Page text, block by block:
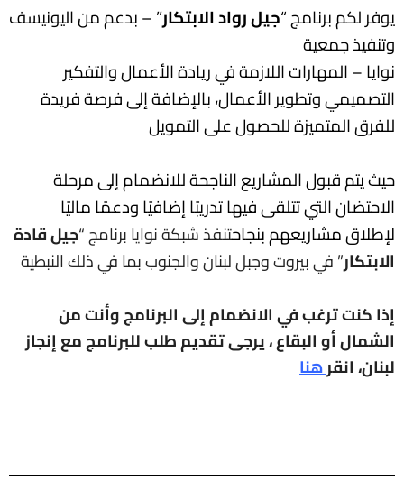
يوفر لكم برنامج “جيل رواد الابتكار”– بدعم من اليونيسف
وتنفيذ جمعية
نوايا – المهارات اللازمة في ريادة الأعمال والتفكير
التصميمي وتطوير الأعمال، بالإضافة إلى فرصة فريدة
للفرق المتميزة للحصول على التمويل
حيث يتم قبولالمشاريع الناجحةللانضمام إلى مرحلة
الاحتضان التي تتلقى فيها تدريبًا إضافيًا ودعمًا ماليًا
لإطلاق مشاريعهم بنجاحتنفذ شبكة نوايا برنامج “جيل قادة
الابتكار” في بيروت وجبل لبنان والجنوب بما في ذلك النبطية
إذا كنت ترغب في الانضمام إلى البرنامج وأنت من
الشمال أو البقاع، يرجى تقديم طلب للبرنامج مع إنجاز
لبنان، انقرهنا